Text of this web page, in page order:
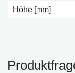
Höhe [mm]